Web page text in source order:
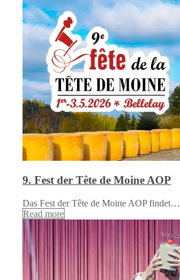
9. Fest der Tête de Moine AOP
Das Fest der Tête de Moine AOP findet…
Read more